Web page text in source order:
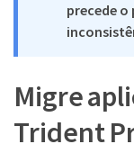
precede o
Migre
Trident